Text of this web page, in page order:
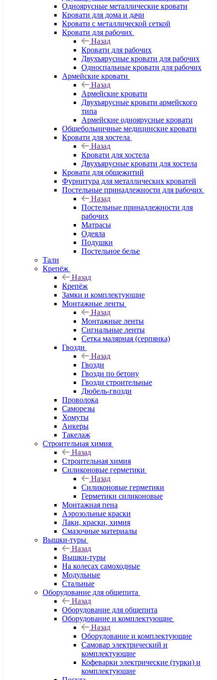
Одноярусные металлические кровати
Кровати для дома и дачи
Кровати с металлической сеткой
Кровати для рабочих
Назад
Кровати для рабочих
Двухъярусные кровати для рабочих
Односпальные кровати для рабочих
Армейские кровати
Назад
Армейские кровати
Двухъярусные кровати армейского
типа
Армейские одноярусные кровати
Общебольничные медицинские кровати
Кровати для хостела
Назад
Кровати для хостела
Двухъярусные кровати для хостела
Кровати для общежитий
Фурнитура для металлических кроватей
Постельные принадлежности для рабочих
Назад
Постельные принадлежности для
рабочих
Матрасы
Одеяла
Подушки
Постельное белье
Тали
Крепёж
Назад
Крепёж
Замки и комплектующие
Монтажные ленты
Назад
Монтажные ленты
Сигнальные ленты
Сетка малярная (серпянка)
Гвозди
Назад
Гвозди
Гвозди по бетону
Гвозди строительные
Дюбель-гвозди
Проволока
Саморезы
Хомуты
Анкеры
Такелаж
Строительная химия
Назад
Строительная химия
Силиконовые герметики
Назад
Силиконовые герметики
Герметики силиконовые
Монтажная пена
Аэрозольные краски
Лаки, краски, химия
Смазочные материалы
Вышки-туры
Назад
Вышки-туры
На колесах самоходные
Модульные
Стальные
Оборудование для общепита
Назад
Оборудование для общепита
Оборудование и комплектующие
Назад
Оборудование и комплектующие
Самовар электрический и
комплектующие
Кофеварки электрические (турки) и
комплектующие